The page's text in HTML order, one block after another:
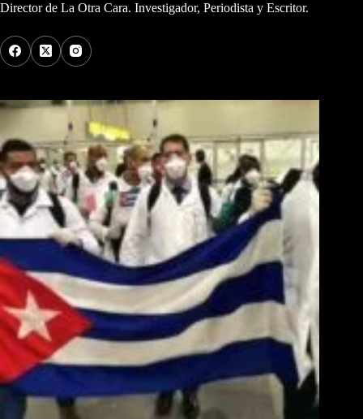
Director de La Otra Cara. Investigador, Periodista y Escritor.